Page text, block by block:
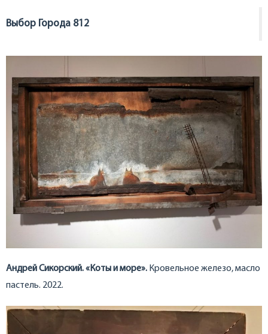
Выбор Города 812
Андрей Сикорский. «Коты и море». Кровельное железо, масло
пастель. 2022.